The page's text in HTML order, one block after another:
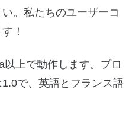
。私たちのユーザーコ
！
上で動作します。プロ
で、英語とフランス語